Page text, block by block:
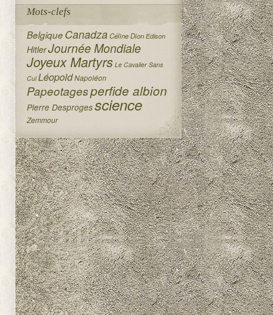
Mots-clefs
Belgique Canadza Céline Dion Edison
HitlerJournée Mondiale
Joyeux Martyrs Le Cavalier Sans
Cul Léopold Napoléon
Papeotagesperfide albion
Pierre Desprogesscience
Zemmour